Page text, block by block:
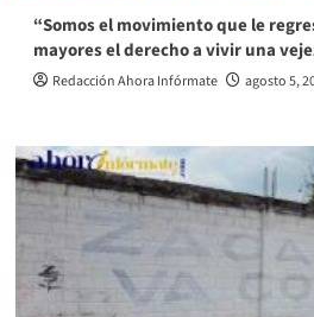
“Somos el movimiento que le
mayores el derecho a vivir una
Redacción Ahora Infórmate agosto 5,